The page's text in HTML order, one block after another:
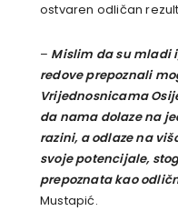
ostvaren odličan
– Mislim da su mladi
redove prepoznali
Vrijednosnicama
da nama dolaze na
razini, a odlaze na
svoje potencijale,
prepoznata kao
Mustapić.